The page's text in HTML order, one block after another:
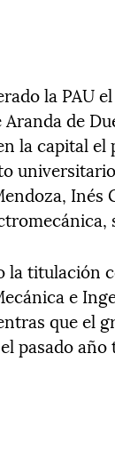
la PAU
de
la capital
Inés
la titulación
e
que el
pasado